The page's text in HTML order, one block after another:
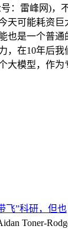
雷峰网)，
天可能耗资巨
也是一个普通
，在10年后我
大模型，作为
飞”科研，但也
Toner-